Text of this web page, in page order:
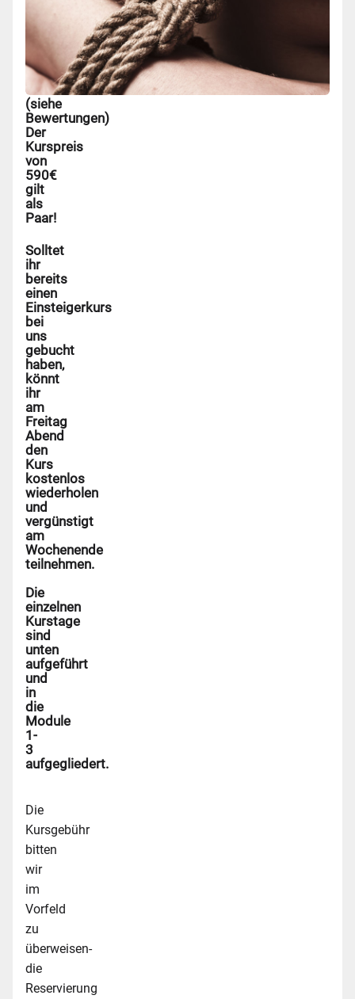
haben
stets
eine
positive
Resonanz
erhalten
(siehe
Bewertungen)
Der
Kurspreis
von
590€
gilt
als
Paar!
Solltet
ihr
bereits
einen
Einsteigerkurs
bei
uns
gebucht
haben,
könnt
ihr
am
Freitag
Abend
den
Kurs
kostenlos
wiederholen
und
vergünstigt
am
Wochenende
teilnehmen.
Die
einzelnen
Kurstage
sind
unten
aufgeführt
und
in
die
Module
1-
3
aufgegliedert.
Die
Kursgebühr
bitten
wir
im
Vorfeld
zu
überweisen-
die
Reservierung